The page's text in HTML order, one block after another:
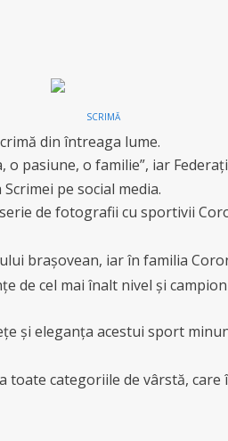
SCRIMĂ
din întreaga lume.
pasiune, o familie”, iar
pe social media.
de fotografii cu sportivii
brașovean, iar în familia
de cel mai înalt nivel și
și eleganța acestui sport
categoriile de vârstă, care